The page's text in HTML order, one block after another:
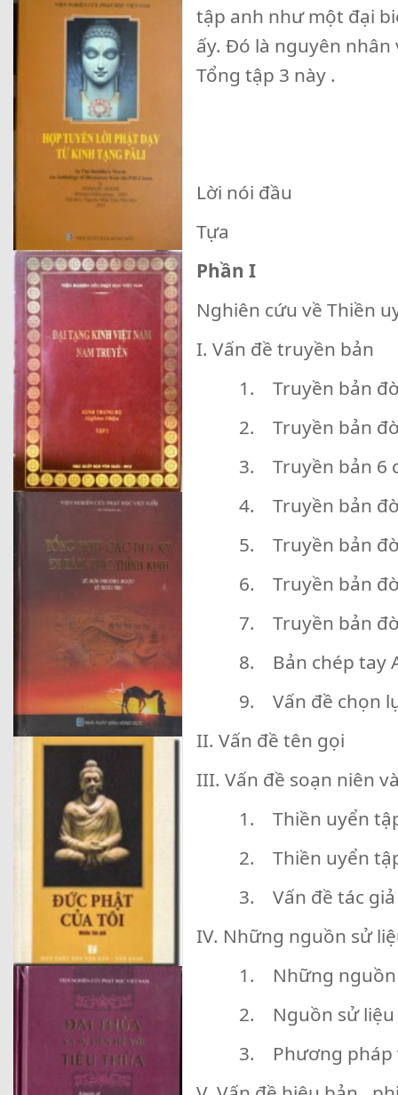
tập anh như một đại
ấy. Đó là nguyên
Tổng tập 3 này .
Lời nói đầu
Tựa
Phần I
Nghiên cứu về Thiền
I. Vấn đề truyền bản
1. Truyền bản
2. Truyền bản
3. Truyền bản 6
4. Truyền bản
5. Truyền bản
6. Truyền bản
7. Truyền bản
8. Bản chép tay
9. Vấn đề chọn
II. Vấn đề tên gọi
III. Vấn đề soạn niên
1. Thiền uyển
2. Thiền uyển
3. Vấn đề tác
IV. Những nguồn sử
1. Những nguồn
2. Nguồn sử liệu
3. Phương pháp